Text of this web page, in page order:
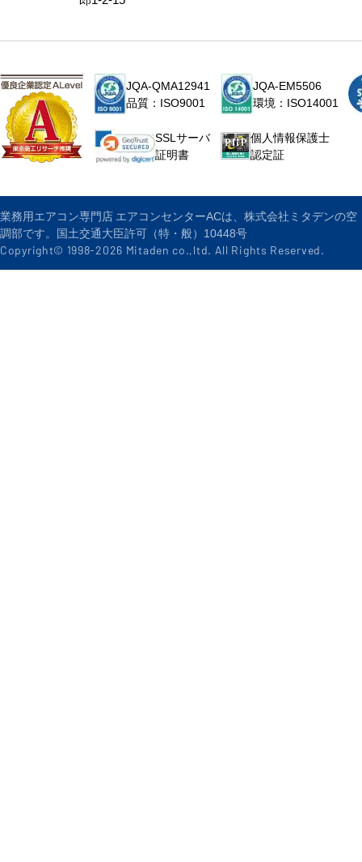
JQA-QMA12941
品質：ISO9001
JQA-EM5506
環境：ISO14001
SSLサーバ
証明書
個人情報保護士
認定証
業務用エアコン専門店 エアコンセンターACは、株式会社ミタデンの空
調部です。国土交通大臣許可（特・般）10448号
Copyright© 1998-2026 Mitaden co.,ltd. All Rights Reserved.